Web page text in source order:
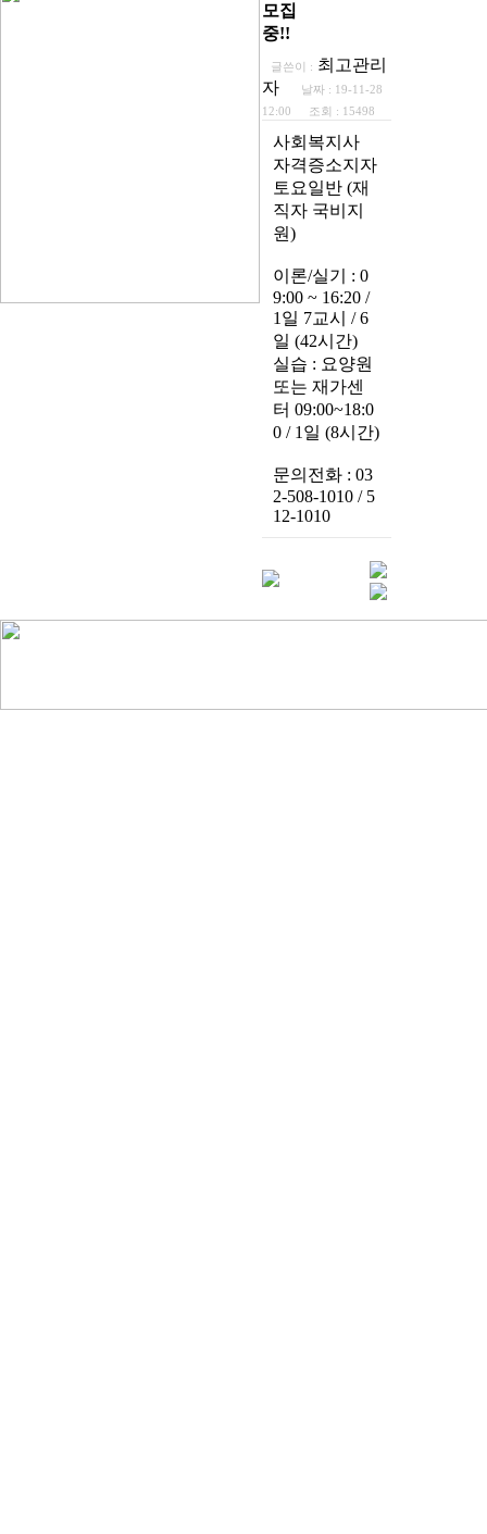
모집
중!!
글쓴이 : 최고관리
자
날짜 : 19-11-28
12:00
조회 : 15498
사회복지사
자격증소지자
토요일반 (재
직자 국비지
원)
이론/실기 : 0
9:00 ~ 16:20 /
1일 7교시 / 6
일 (42시간)
실습 : 요양원
또는 재가센
터 09:00~18:0
0 / 1일 (8시간)
문의전화 : 03
2-508-1010 / 5
12-1010